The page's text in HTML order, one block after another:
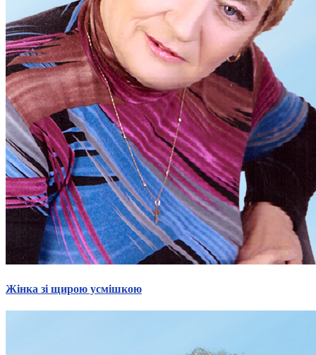
Жінка зі щирою усмішкою